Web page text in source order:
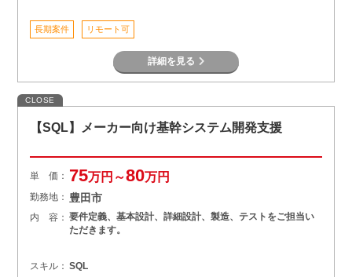
長期案件 リモート可
詳細を見る
CLOSE
【SQL】メーカー向け基幹システム開発支援
単 価： 75万円～80万円
勤務地： 豊田市
内 容： 要件定義、基本設計、詳細設計、製造、テストをご担当い
ただきます。
スキル： SQL